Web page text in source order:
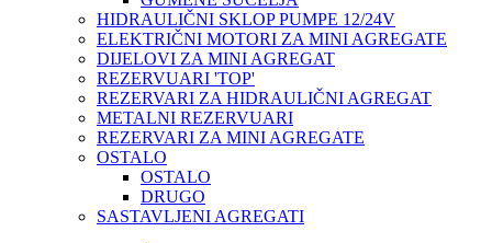
HIDRAULIČNI SKLOP PUMPE 12/24V
ELEKTRIČNI MOTORI ZA MINI AGREGATE
DIJELOVI ZA MINI AGREGAT
REZERVUARI 'TOP'
REZERVARI ZA HIDRAULIČNI AGREGAT
METALNI REZERVUARI
REZERVARI ZA MINI AGREGATE
OSTALO
OSTALO
DRUGO
SASTAVLJENI AGREGATI